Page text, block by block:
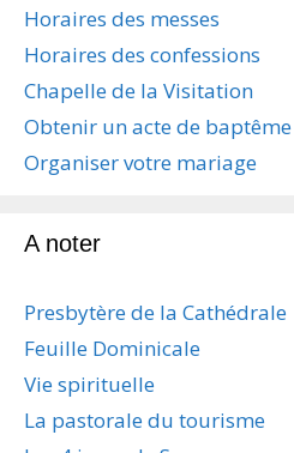
o
n
d
s
a
i
e
s
Horaires des messes
Horaires des confessions
Chapelle de la Visitation
Obtenir un acte de baptême
Organiser votre mariage
A noter
Presbytère de la Cathédrale
Feuille Dominicale
Vie spirituelle
La pastorale du tourisme